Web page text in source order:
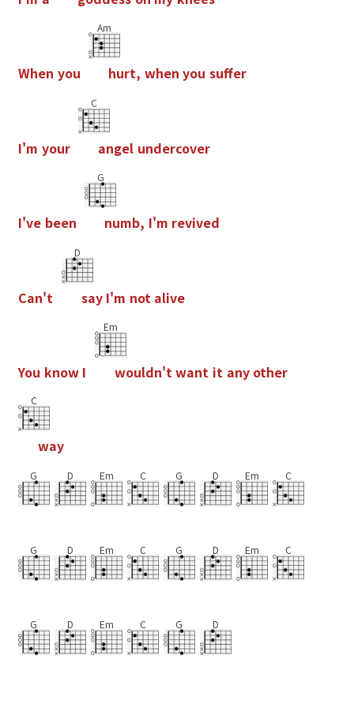
When you
Am
hurt, when you sufer
I'm your
C
angel undercover
I've been
G
numb, I'm revived
Can't
D
say I'm not alive
You know I
Em
wouldn'twant it any other
C
way
G D Em C G D Em C
G D Em C G D Em C
G D Em C G D